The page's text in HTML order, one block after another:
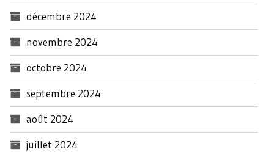
décembre 2024
novembre 2024
octobre 2024
septembre 2024
août 2024
juillet 2024